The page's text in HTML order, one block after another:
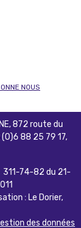
NOUS
872 route du
(0)6 88 25 79 17,
74-82 du 21-
: Le Dorier,
des données